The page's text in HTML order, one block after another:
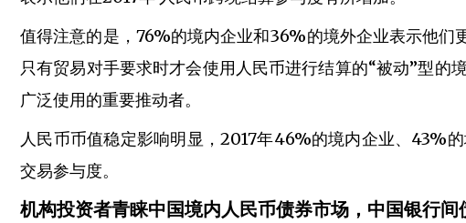
值得注意的是，76%的境内企业和36%的境外企业表示他们
只有贸易对手要求时才会使用人民币进行结算的“被动”型的
广泛使用的重要推动者。
人民币币值稳定影响明显，2017年46%的境内企业、43%
交易参与度。
机构投资者青睐中国境内人民币债券市场，中国银行